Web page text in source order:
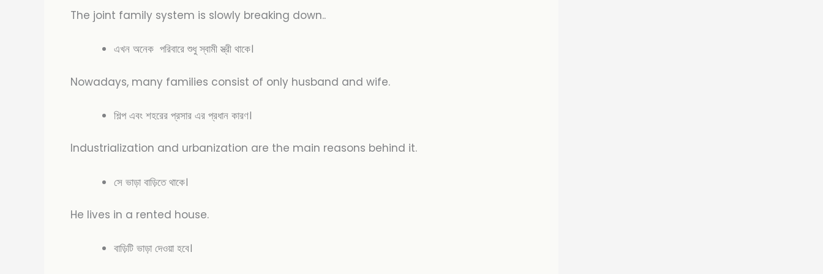
The joint family system is slowly breaking down..
এখন অনেক পরিবারে শুধু স্বামী স্ত্রী থাকে।
Nowadays, many families consist of only husband and wife.
শিল্প এবং শহরের প্রসার এর প্রধান কারণ।
Industrialization and urbanization are the main reasons behind it.
সে ভাড়া বাড়িতে থাকে।
He lives in a rented house.
বাড়িটি ভাড়া দেওয়া হবে।